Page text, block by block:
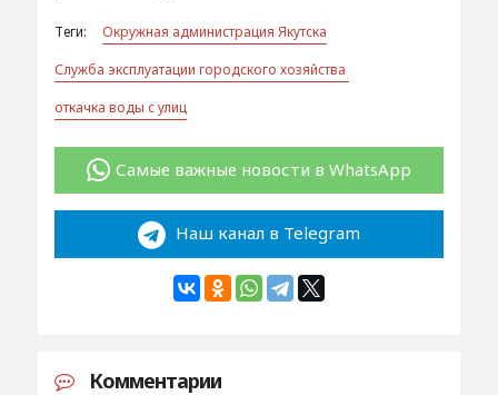
Теги:
Окружная администрация Якутска
Служба эксплуатации городского хозяйства
откачка воды с улиц
Самые важные новости в WhatsApp
Наш канал в Telegram
Комментарии